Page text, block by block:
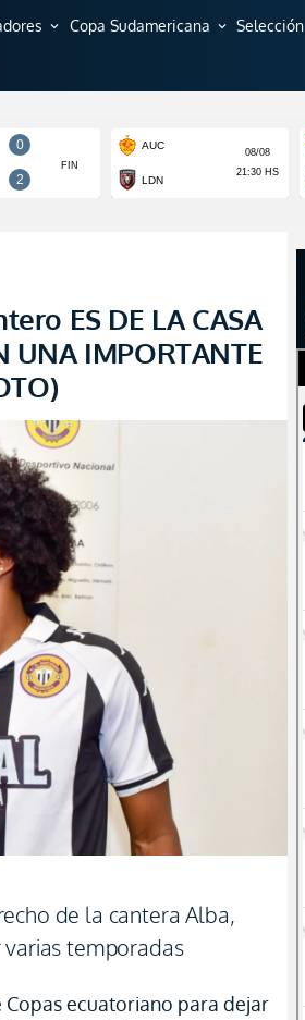
expand_more Copa Sudamericana expand_more Selección
ES DE LA CASA
IMPORTANTE
de la cantera Alba,
temporadas
ecuatoriano para dejar